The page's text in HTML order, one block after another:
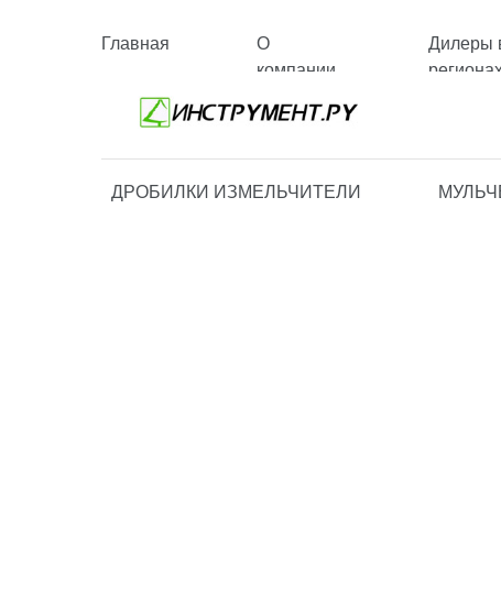
Главная
О
компании
Дилеры
ДРОБИЛКИ ИЗМЕЛЬЧИТЕЛИ